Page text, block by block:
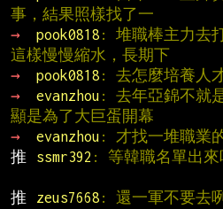
事，結果照樣找了一
→
pook0818 : 堆職棒主力去
這樣慢慢縮水，長期下
→
pook0818 : 去怎麼培養人
→
evanzhou : 去年亞錦不就
顯是為了大巨蛋開幕
→
evanzhou : 才找一堆職業
推
ssmr392 : 等韓職名單出
推
zeus7668 : 還一軍不要去